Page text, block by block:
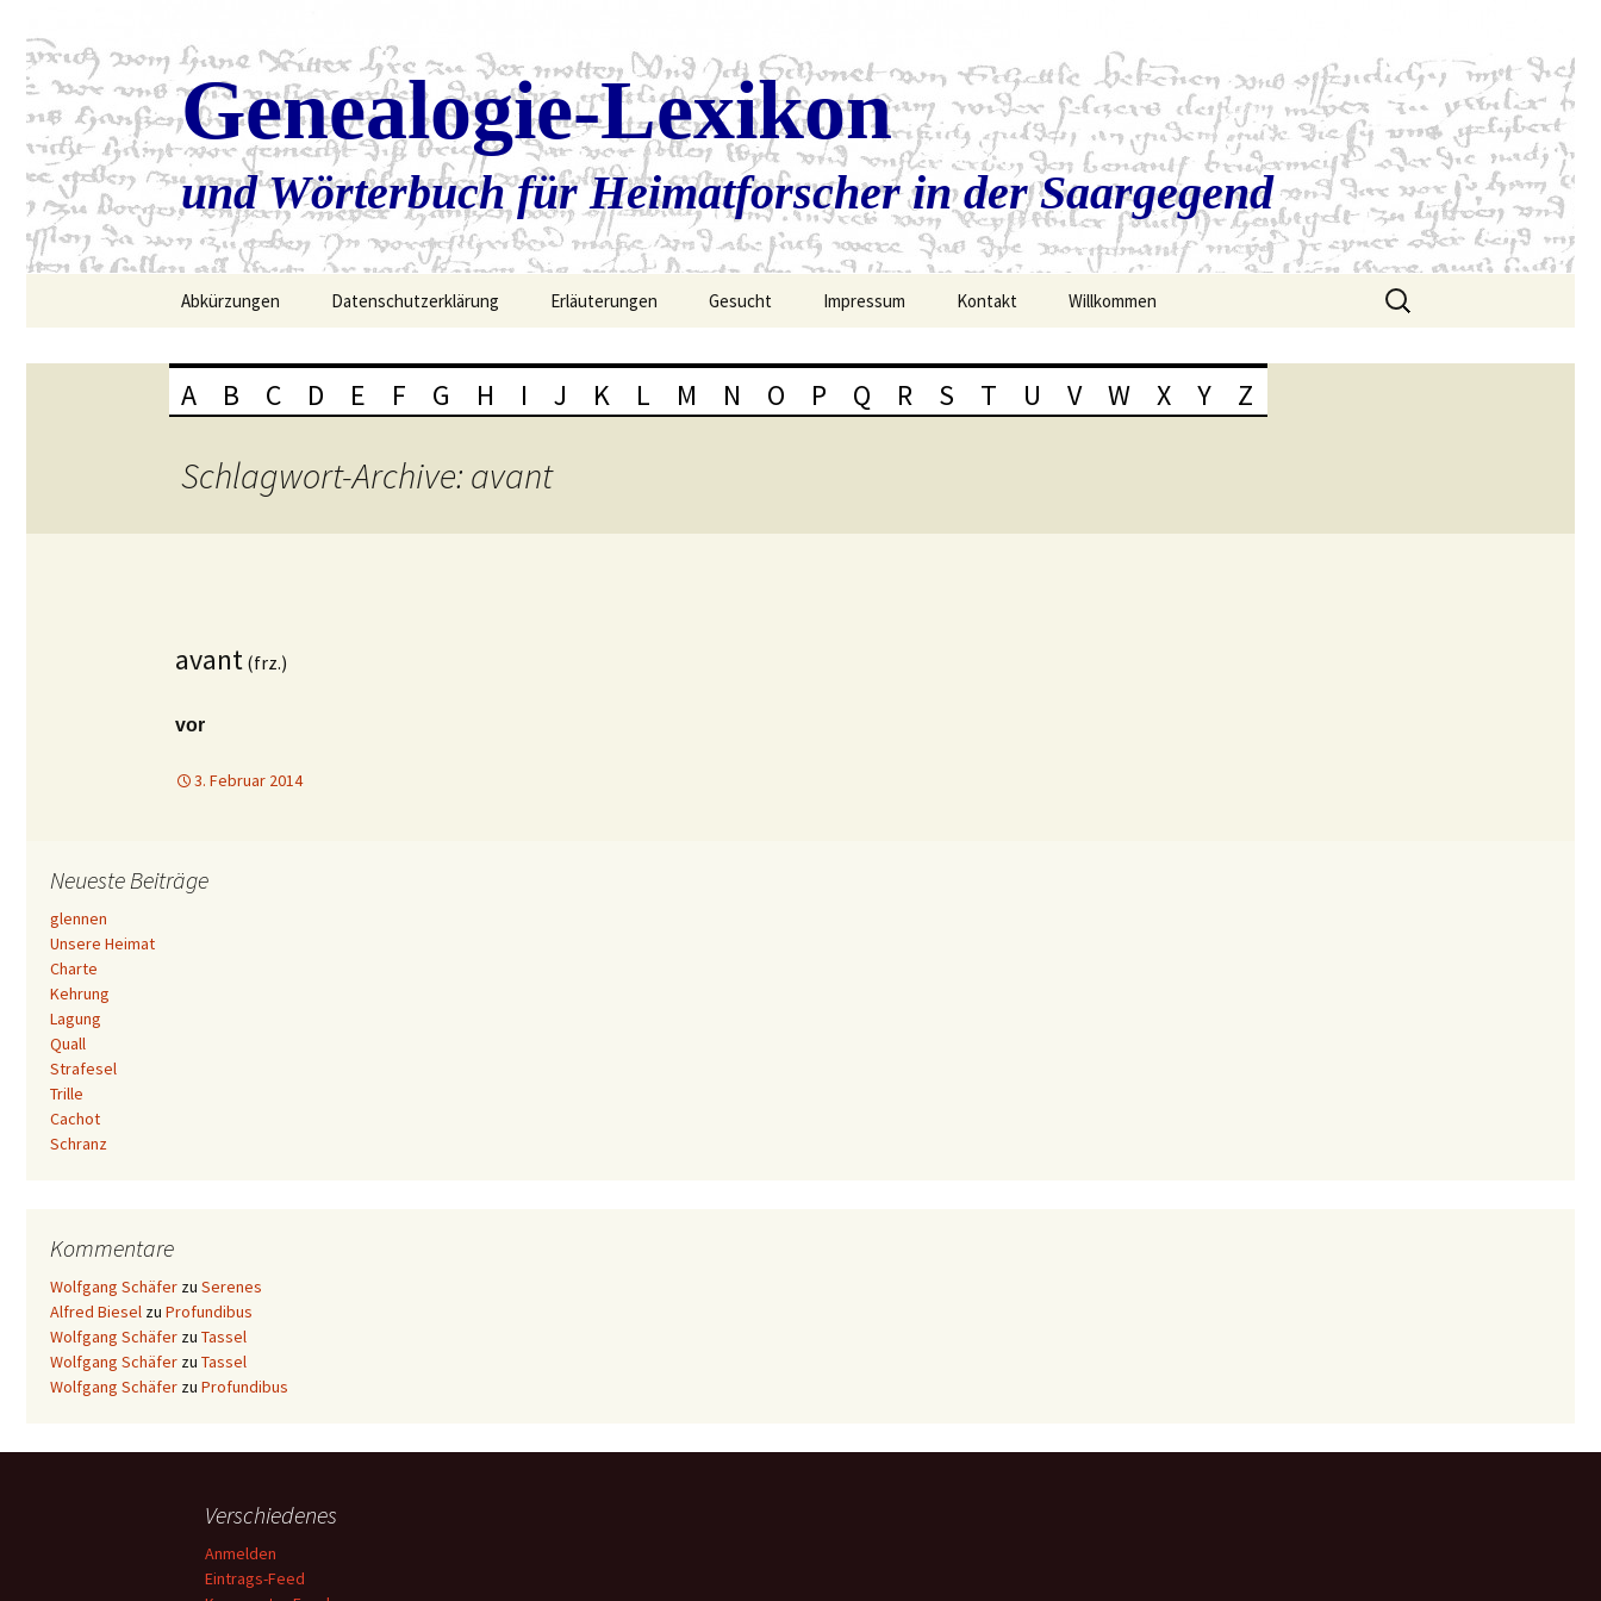
Genealogie-Lexikon
und Wörterbuch für Heimatforscher in der Saargegend
Abkürzungen Datenschutzerklärung Erläuterungen Gesucht Impressum Kontakt Willkommen
Suchen
nach:
A B C D E F G H I J K L M N O P Q R S T U V W X Y Z
Schlagwort-Archive: avant
avant (frz.)
vor
3. Februar 2014
Neueste Beiträge
glennen
Unsere Heimat
Charte
Kehrung
Lagung
Quall
Strafesel
Trille
Cachot
Schranz
Kommentare
Wolfgang Schäfer zu Serenes
Alfred Biesel zu Profundibus
Wolfgang Schäfer zu Tassel
Wolfgang Schäfer zu Tassel
Wolfgang Schäfer zu Profundibus
Verschiedenes
Anmelden
Eintrags-Feed